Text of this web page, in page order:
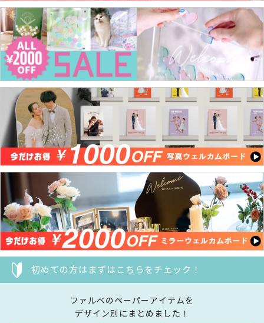
初めての方はまずはこちらをチェック！
ファルべのペーパーアイテムを
デザイン別にまとめました！